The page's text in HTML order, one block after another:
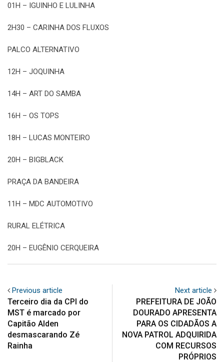
01H – IGUINHO E LULINHA
2H30 – CARINHA DOS FLUXOS
PALCO ALTERNATIVO
12H – JOQUINHA
14H – ART DO SAMBA
16H – OS TOPS
18H – LUCAS MONTEIRO
20H – BIGBLACK
PRAÇA DA BANDEIRA
11H – MDC AUTOMOTIVO
RURAL ELÉTRICA
20H – EUGÊNIO CERQUEIRA
Previous article
Terceiro dia da CPI do
MST é marcado por
Capitão Alden
desmascarando Zé
Rainha
Next article
PREFEITURA DE JOÃO
DOURADO APRESENTA
PARA OS CIDADÃOS A
NOVA PATROL ADQUIRIDA
COM RECURSOS
PRÓPRIOS